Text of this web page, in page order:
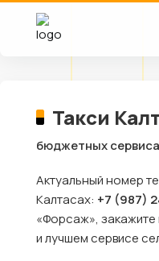
Такси
бюджетных сервиса
Актуальный номер
Калтасах: +7 (987)
«Форсаж»,
и лучшем сервисе